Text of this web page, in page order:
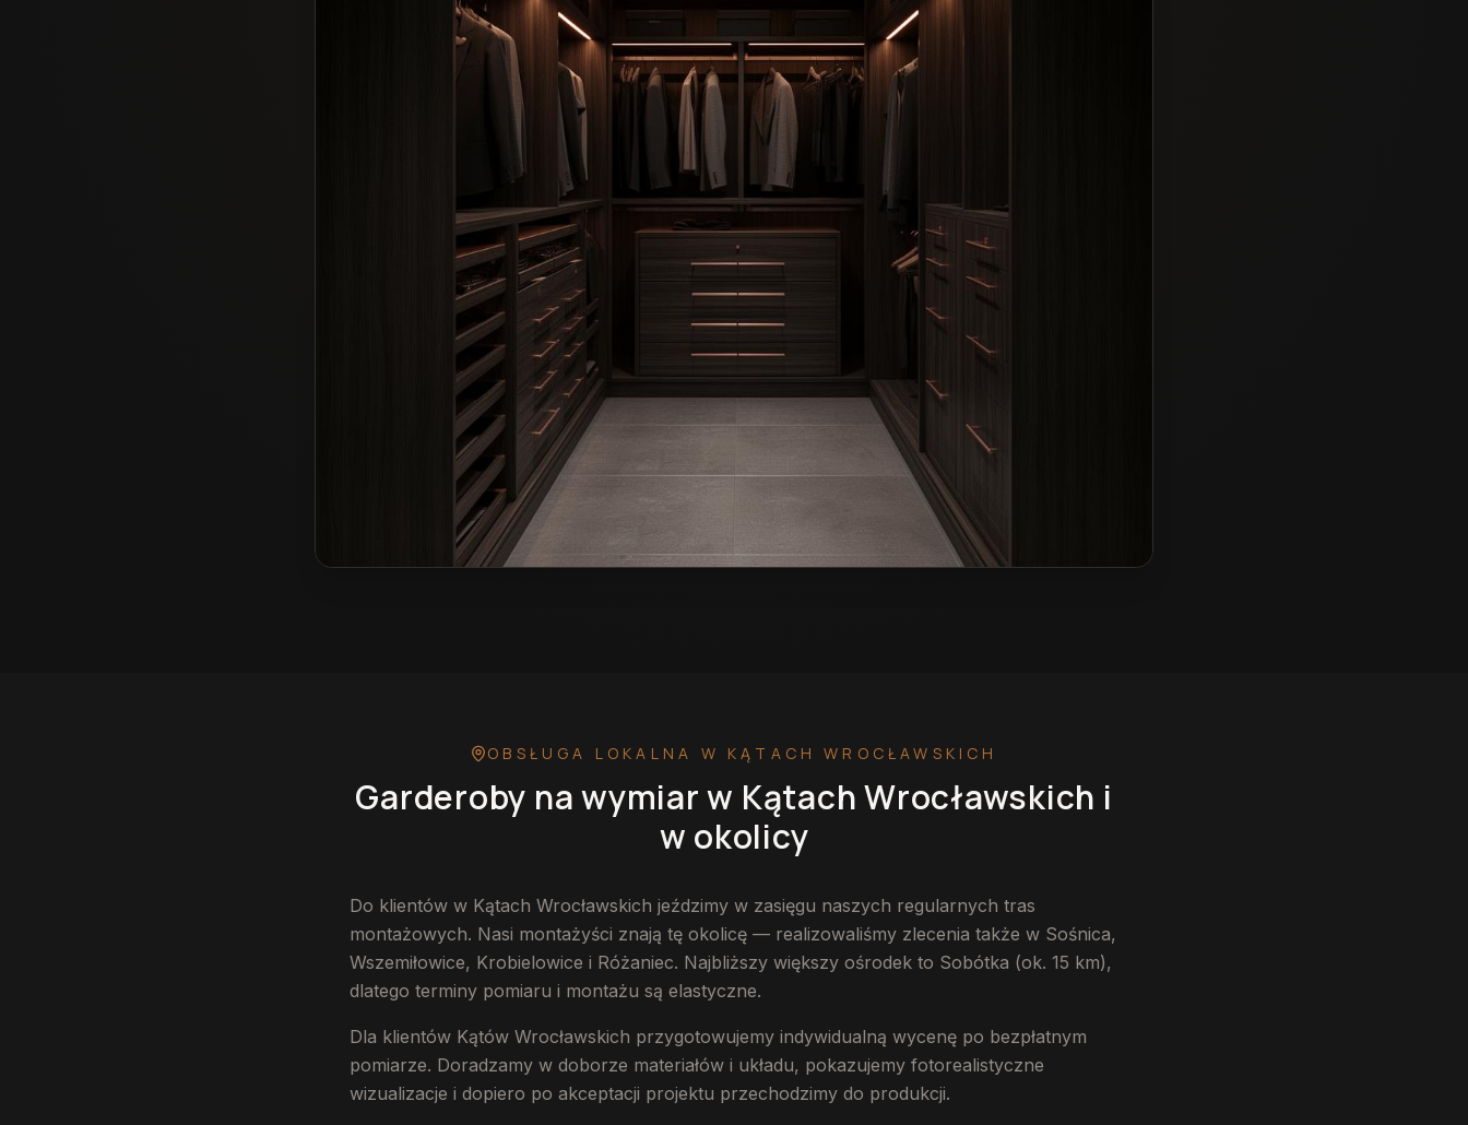
OBSŁUGA LOKALNA W KĄTACH WROCŁAWSKICH
Garderoby na wymiar w Kątach Wrocławskich i
w okolicy
Do klientów w Kątach Wrocławskich jeździmy w zasięgu naszych regularnych tras
montażowych. Nasi montażyści znają tę okolicę — realizowaliśmy zlecenia także w Sośnica,
Wszemiłowice, Krobielowice i Różaniec. Najbliższy większy ośrodek to Sobótka (ok. 15 km),
dlatego terminy pomiaru i montażu są elastyczne.
Dla klientów Kątów Wrocławskich przygotowujemy indywidualną wycenę po bezpłatnym
pomiarze. Doradzamy w doborze materiałów i układu, pokazujemy fotorealistyczne
wizualizacje i dopiero po akceptacji projektu przechodzimy do produkcji.